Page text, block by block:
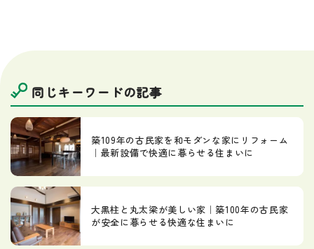
同じキーワードの記事
築109年の古民家を和モダンな家にリフォーム
｜最新設備で快適に暮らせる住まいに
大黒柱と丸太梁が美しい家｜築100年の古民家
が安全に暮らせる快適な住まいに